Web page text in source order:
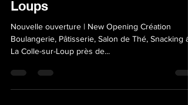
23 mar 2022
Tempo di lettura: 1 min